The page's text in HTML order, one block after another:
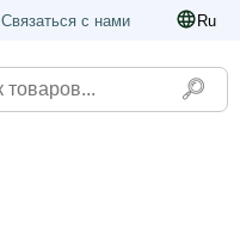
Связаться с нами Ru